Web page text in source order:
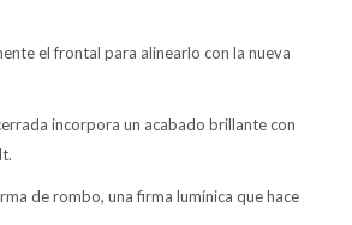
el frontal para alinearlo con la nueva
incorpora un acabado brillante con
de rombo, una firma lumínica que hace